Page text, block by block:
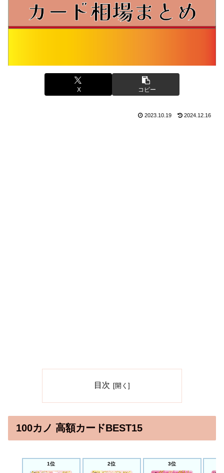
X コピー
2023.10.19 2024.12.16
目次
100カノ 高額カードBEST15
1位 2位 3位